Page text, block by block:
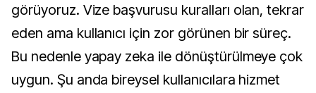
görüyoruz. Vize başvurusu kuralları olan, tekrar
eden ama kullanıcı için zor görünen bir süreç.
Bu nedenle yapay zeka ile dönüştürülmeye çok
uygun. Şu anda bireysel kullanıcılara hizmet